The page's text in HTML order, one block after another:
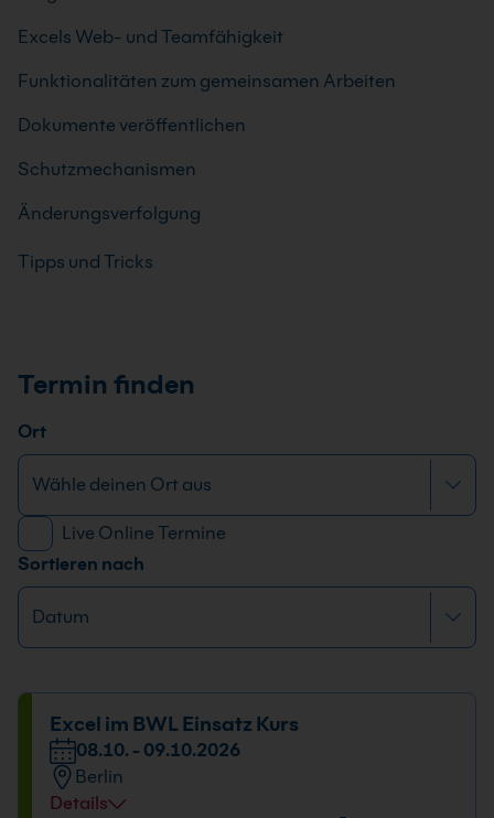
Excels Web- und Teamfähigkeit
Funktionalitäten zum gemeinsamen Arbeiten
Dokumente veröffentlichen
Schutzmechanismen
Änderungsverfolgung
Tipps und Tricks
Termin finden
Ort
Live Online Termine
Sortieren nach
Excel im BWL Einsatz Kurs
08.10. - 09.10.2026
Berlin
Details